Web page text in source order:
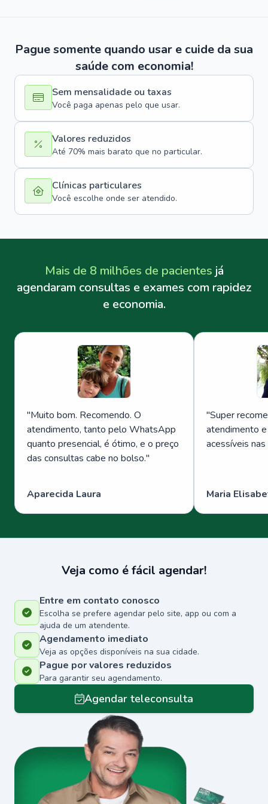
Pague somente quando usar e cuide da sua
saúde com economia!
Sem mensalidade ou taxas
Você paga apenas pelo que usar.
Valores reduzidos
Até 70% mais barato que no particular.
Clínicas particulares
Você escolhe onde ser atendido.
Mais de 8 milhões de pacientes já
agendaram consultas e exames com rapidez
e economia.
"Muito bom. Recomendo. O
atendimento, tanto pelo WhatsApp
quanto presencial, é ótimo, e o preço
das consultas cabe no bolso."
Aparecida Laura
"Super
atendimento
acessíveis
Maria
Veja como é fácil agendar!
Entre em contato conosco
Escolha se prefere agendar pelo site, app ou com a
ajuda de um atendente.
Agendamento imediato
Veja as opções disponíveis na sua cidade.
Pague por valores reduzidos
Para garantir seu agendamento.
Agendar teleconsulta